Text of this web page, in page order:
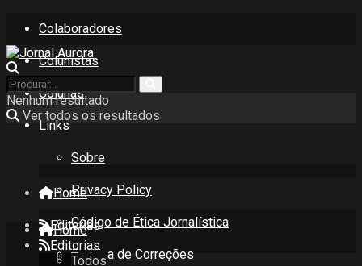
Colaboradores
Colunistas
Colunas
Links
Sobre
Privacy Policy
Código de Ética Jornalística
Política de Correções
Nenhum resultado
Ver todos os resultados
Home
Editorias
Todos
Home
Editorias
Todos